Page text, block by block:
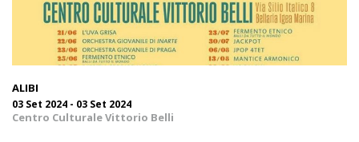
ALIBI
03 Set 2024 - 03 Set 2024
Centro Culturale Vittorio Belli